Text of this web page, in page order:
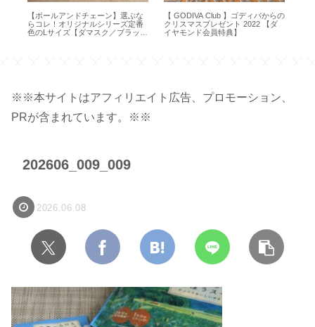
ンドチェーン】選ぶな
リジナルシリーズ定番
ズ【ダマスク／ブラッ
【 GODIVA Club 】ゴディバからの
クリスマスプレゼント 2022 【ダ
イヤモンド会員特典】
【FANCL メンバー
のカタログギフトの
※※本サイトはアフィリエイト広告、プロモーション、
PRが含まれています。※※
202606_009_009
2026.06.08